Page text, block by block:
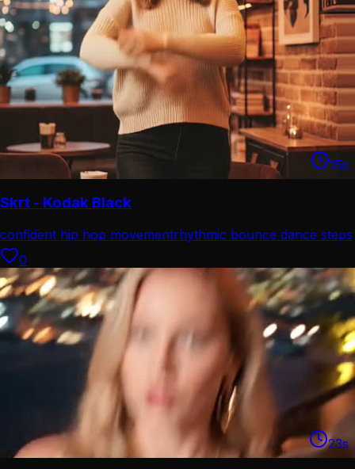
15s
Skrt - Kodak Black
confident hip hop movementrhythmic bounce dance steps
0
23s